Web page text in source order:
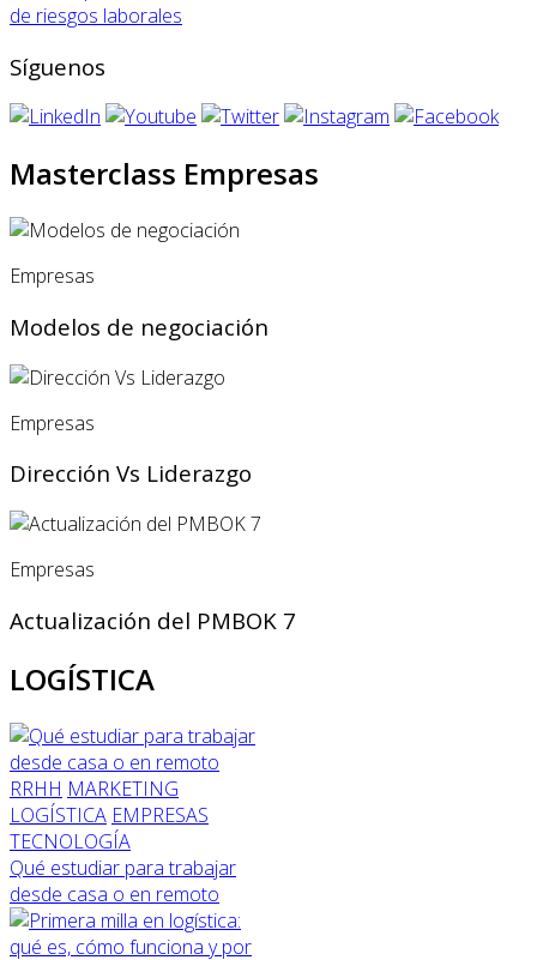
de riesgos laborales
Síguenos
Masterclass Empresas
Empresas
Modelos de negociación
Empresas
Dirección Vs Liderazgo
Empresas
Actualización del PMBOK 7
LOGÍSTICA
RRHH MARKETING
LOGÍSTICA EMPRESAS
TECNOLOGÍA
Qué estudiar para trabajar
desde casa o en remoto